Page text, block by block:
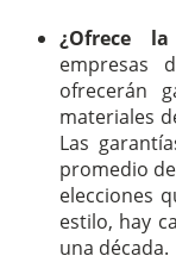
¿Ofrece
empresas
ofrecerán
materiales
Las
promedio
elecciones
estilo, hay
una década.